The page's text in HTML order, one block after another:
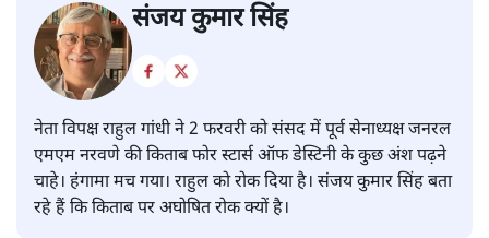
संजय कुमार सिंह
नेता विपक्ष राहुल गांधी ने 2 फरवरी को संसद में पूर्व सेनाध्यक्ष जनरल
एमएम नरवणे की किताब फोर स्टार्स ऑफ डेस्टिनी के कुछ अंश पढ़ने
चाहे। हंगामा मच गया। राहुल को रोक दिया है। संजय कुमार सिंह बता
रहे हैं कि किताब पर अघोषित रोक क्यों है।